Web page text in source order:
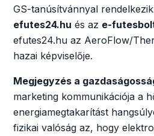
GS-tanúsítvánnyal
efutes24.hu és az e-
efutes24.hu az AeroFlow/
hazai képviselője.
Megjegyzés a
marketing kommunikációja a
energiamegtakarítást
fizikai valóság az, hogy